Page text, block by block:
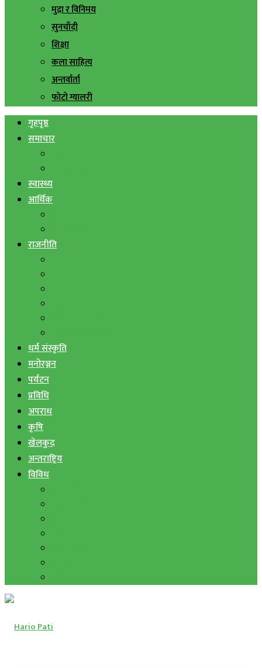
मुद्रा र विनिमय
सुनचाँदी
शिक्षा
कला साहित्य
अन्तर्वार्ता
फोटो ग्यालरी
गृहपृष्ठ
समाचार
स्वास्थ्य
आर्थिक
राजनीति
धर्म संस्कृति
मनोरञ्जन
पर्यटन
प्रविधि
अपराध
कृषि
खेलकुद
अन्तराष्ट्रिय
विविध